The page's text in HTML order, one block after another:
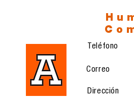
Teléfono
Correo
Dirección